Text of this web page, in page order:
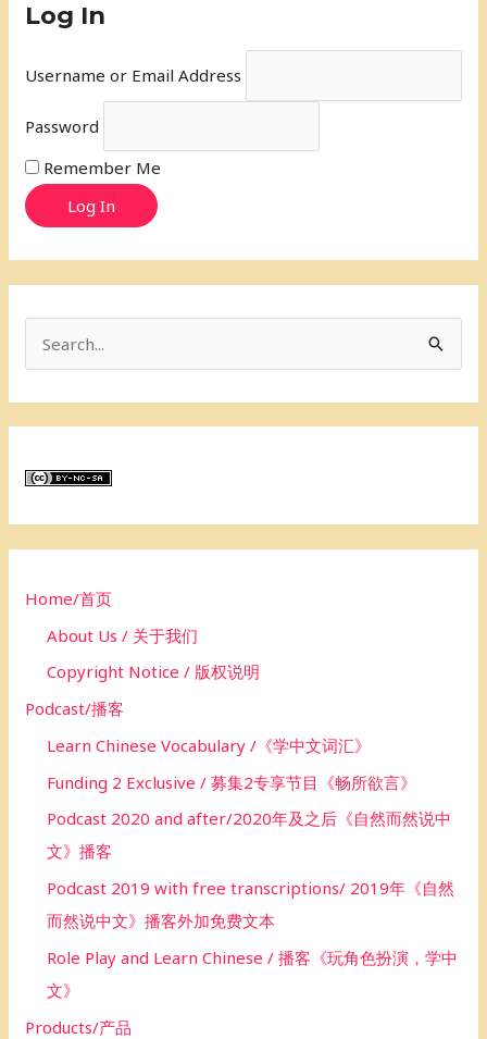
Log In
Username or Email Address
Password
Remember Me
Log In
c
rHome/首页
About Us / 关于我们
Copyright Notice / 版权说明
Podcast/播客
Learn Chinese Vocabulary /《学中文词汇》
Funding 2 Exclusive / 募集2专享节目《畅所欲言》
Podcast 2020 and after/2020年及之后《自然而然说中
文》播客
Podcast 2019 with free transcriptions/ 2019年《自然
而然说中文》播客外加免费文本
Role Play and Learn Chinese / 播客《玩角色扮演，学中
文》
Products/产品